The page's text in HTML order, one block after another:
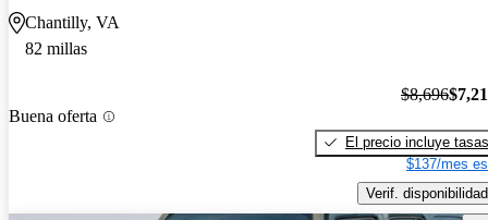
Chantilly, VA
82 millas
Buena oferta
$8,696
El precio incluye tasas
$137/mes
Verif. disponibilidad